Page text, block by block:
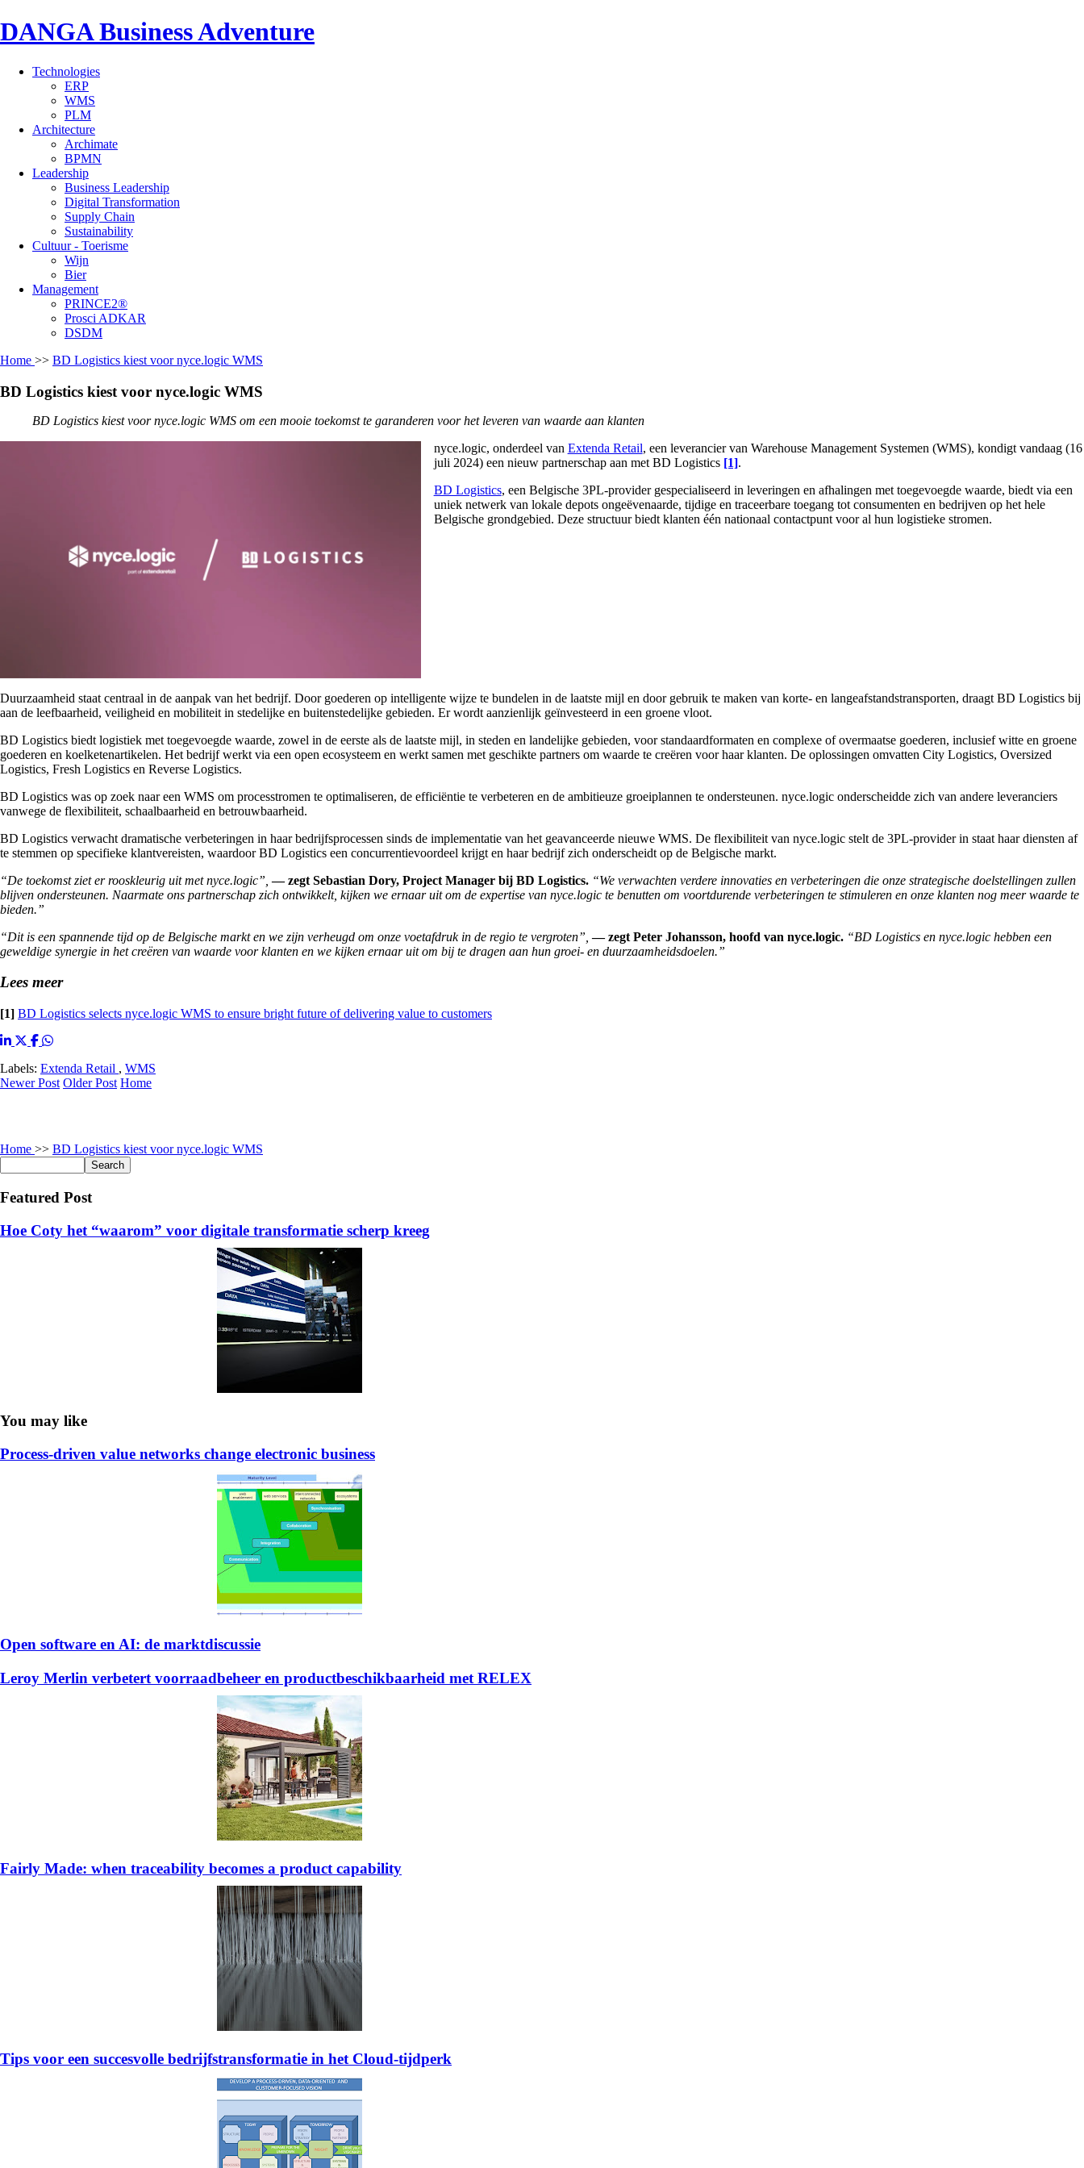
DANGA Business Adventure
Technologies
ERP
WMS
PLM
Architecture
Archimate
BPMN
Leadership
Business Leadership
Digital Transformation
Supply Chain
Sustainability
Cultuur - Toerisme
Wijn
Bier
Management
PRINCE2®
Prosci ADKAR
DSDM
Home >> BD Logistics kiest voor nyce.logic WMS
BD Logistics kiest voor nyce.logic WMS
BD Logistics kiest voor nyce.logic WMS om een ​​mooie toekomst te garanderen voor het leveren van waarde aan klanten
nyce.logic, onderdeel van Extenda Retail, een leverancier van Warehouse Management Systemen (WMS), kondigt vandaag (16
juli 2024) een nieuw partnerschap aan met BD Logistics [1].
BD Logistics, een Belgische 3PL-provider gespecialiseerd in leveringen en afhalingen met toegevoegde waarde, biedt via een
uniek netwerk van lokale depots ongeëvenaarde, tijdige en traceerbare toegang tot consumenten en bedrijven op het hele
Belgische grondgebied. Deze structuur biedt klanten één nationaal contactpunt voor al hun logistieke stromen.
Duurzaamheid staat centraal in de aanpak van het bedrijf. Door goederen op intelligente wijze te bundelen in de laatste mijl en door gebruik te maken van korte- en langeafstandstransporten, draagt BD Logistics bij
aan de leefbaarheid, veiligheid en mobiliteit in stedelijke en buitenstedelijke gebieden. Er wordt aanzienlijk geïnvesteerd in een groene vloot.
BD Logistics biedt logistiek met toegevoegde waarde, zowel in de eerste als de laatste mijl, in steden en landelijke gebieden, voor standaardformaten en complexe of overmaatse goederen, inclusief witte en groene
goederen en koelketenartikelen. Het bedrijf werkt via een open ecosysteem en werkt samen met geschikte partners om waarde te creëren voor haar klanten. De oplossingen omvatten City Logistics, Oversized
Logistics, Fresh Logistics en Reverse Logistics.
BD Logistics was op zoek naar een WMS om processtromen te optimaliseren, de efficiëntie te verbeteren en de ambitieuze groeiplannen te ondersteunen. nyce.logic onderscheidde zich van andere leveranciers
vanwege de flexibiliteit, schaalbaarheid en betrouwbaarheid.
BD Logistics verwacht dramatische verbeteringen in haar bedrijfsprocessen sinds de implementatie van het geavanceerde nieuwe WMS. De flexibiliteit van nyce.logic stelt de 3PL-provider in staat haar diensten af
te stemmen op specifieke klantvereisten, waardoor BD Logistics een concurrentievoordeel krijgt en haar bedrijf zich onderscheidt op de Belgische markt.
“De toekomst ziet er rooskleurig uit met nyce.logic”, — zegt Sebastian Dory, Project Manager bij BD Logistics. “We verwachten verdere innovaties en verbeteringen die onze strategische doelstellingen zullen
blijven ondersteunen. Naarmate ons partnerschap zich ontwikkelt, kijken we ernaar uit om de expertise van nyce.logic te benutten om voortdurende verbeteringen te stimuleren en onze klanten nog meer waarde te
bieden.”
“Dit is een spannende tijd op de Belgische markt en we zijn verheugd om onze voetafdruk in de regio te vergroten”, — zegt Peter Johansson, hoofd van nyce.logic. “BD Logistics en nyce.logic hebben een
geweldige synergie in het creëren van waarde voor klanten en we kijken ernaar uit om bij te dragen aan hun groei- en duurzaamheidsdoelen.”
Lees meer
[1] BD Logistics selects nyce.logic WMS to ensure bright future of delivering value to customers
Labels: Extenda Retail , WMS
Newer Post Older Post Home
Home >> BD Logistics kiest voor nyce.logic WMS
Featured Post
Hoe Coty het “waarom” voor digitale transformatie scherp kreeg
You may like
Process-driven value networks change electronic business
Open software en AI: de marktdiscussie
Leroy Merlin verbetert voorraadbeheer en productbeschikbaarheid met RELEX
Fairly Made: when traceability becomes a product capability
Tips voor een succesvolle bedrijfstransformatie in het Cloud-tijdperk